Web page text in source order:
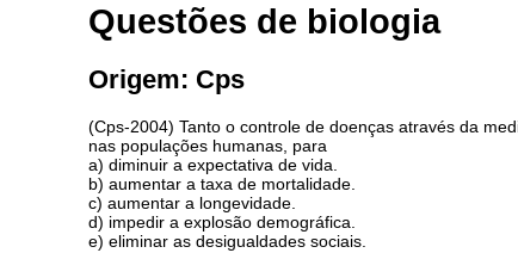
Questões de biologia
Origem: Cps
(Cps-2004) Tanto o controle de doenças através da
nas populações humanas, para
a) diminuir a expectativa de vida.
b) aumentar a taxa de mortalidade.
c) aumentar a longevidade.
d) impedir a explosão demográfica.
e) eliminar as desigualdades sociais.